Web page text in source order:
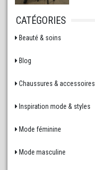
CATÉGORIES
Beauté & soins
Blog
Chaussures & accessoires
Inspiration mode & styles
Mode féminine
Mode masculine